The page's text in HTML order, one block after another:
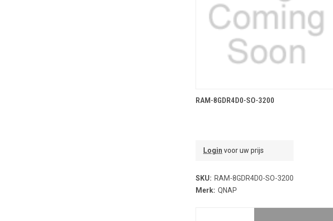
TOEVOEGEN AAN WINKELMANDJE
RAM-8GDR4D0-SO-3200
Login voor uw prijs
SKU: RAM-8GDR4D0-SO-3200
Merk: QNAP